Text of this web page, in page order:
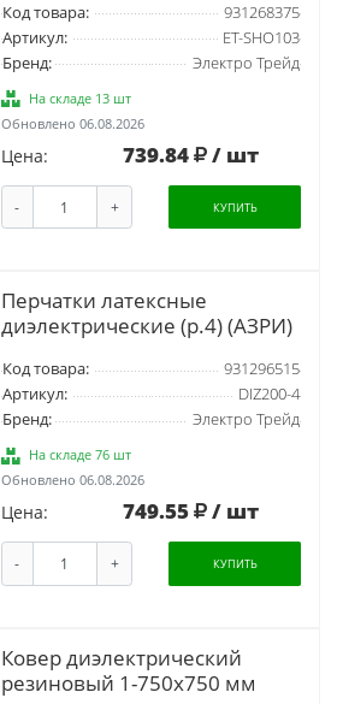
Код товара:
931268375
Артикул:
ET-SHO103
Бренд:
Электро Трейд
На складе 13 шт
Обновлено 06.08.2026
Цена: 739.84 / шт
- + КУПИТЬ
Перчатки латексные
диэлектрические (р.4) (АЗРИ)
Код товара:
931296515
Артикул:
DIZ200-4
Бренд:
Электро Трейд
На складе 76 шт
Обновлено 06.08.2026
Цена: 749.55 / шт
- + КУПИТЬ
Ковер диэлектрический
резиновый 1-750х750 мм